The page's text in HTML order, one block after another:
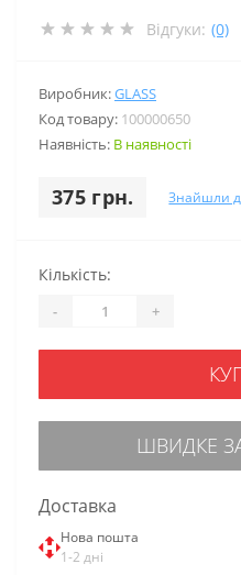
Відгуки: (0)
Виробник:GLASS
Код товару: 100000650
Наявність: В наявності
375 грн. Знайшли
Кількість:
- +
ШВИДКЕ
Доставка
Нова пошта
1-2 дні